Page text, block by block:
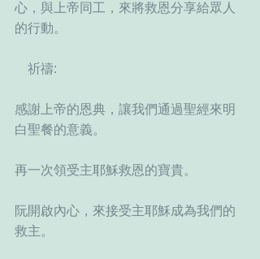
心，與上帝同工，來將救恩分享給眾人
的行動。
    祈禱:
感謝上帝的恩典，讓我們通過聖經來明
白聖餐的意義。
再一次領受主耶穌救恩的寶貴。
阮開啟內心，來接受主耶穌成為我們的
救主。